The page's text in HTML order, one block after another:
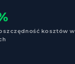
kosztów w